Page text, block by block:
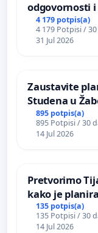
odgovornosti
odgovornih
Zoološkom
4 179 potpis(a)
4 179 Potpisi /
31 Jul 2026
Zaustavite
Studena u
895 potpis(a)
895 Potpisi / 30
14 Jul 2026
Pretvorimo
kako je
135 potpis(a)
135 Potpisi / 30
14 Jul 2026